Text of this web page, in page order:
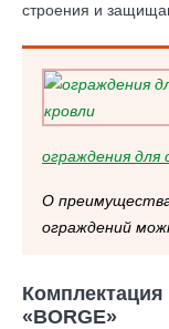
строения и
ограждения для
О
ограждений
«BORGE»